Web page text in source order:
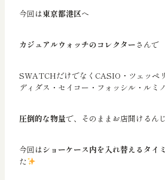
今回は東京都港区へ
カジュアルウォッチのコレクターさんで
SWATCHだけでなくCASIO・ツェッペ
ディダス・セイコー・フォッシル・ルミ
圧倒的な物量で、そのままお店開けるん
今回はショーケース内を入れ替えるタイ
た